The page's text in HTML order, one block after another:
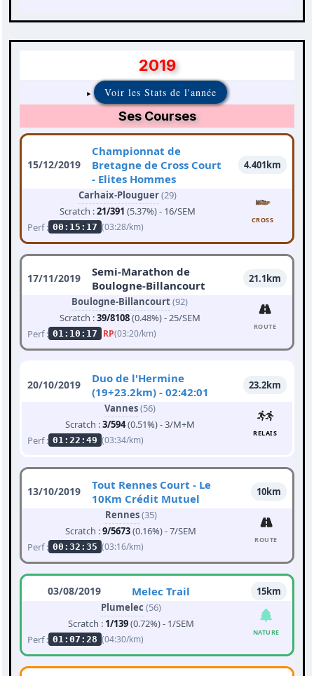
2019
Voir les Stats de l'année
Ses Courses
15/12/2019
Championnat de
Bretagne de Cross Court
- Elites Hommes
4.401km
Carhaix-Plouguer(29)
Scratch :21/391 (5.37%) - 16/SEM
Perf : 00:15:17 (03:28/km)
CROSS
17/11/2019
Semi-Marathon de
Boulogne-Billancourt
21.1km
Boulogne-Billancourt(92)
Scratch :39/8108(0.48%) - 25/SEM
Perf : 01:10:17 RP(03:20/km)
ROUTE
20/10/2019
Duo de l'Hermine
(19+23.2km) - 02:42:01
23.2km
Vannes(56)
Scratch :3/594(0.51%) - 3/M+M
Perf : 01:22:49 (03:34/km)
RELAIS
13/10/2019
Tout Rennes Court - Le
10Km Crédit Mutuel
10km
Rennes(35)
Scratch :9/5673(0.16%) - 7/SEM
Perf : 00:32:35 (03:16/km)
ROUTE
03/08/2019 Melec Trail
15km
Plumelec (56)
Scratch : 1/139(0.72%) - 1/SEM
Perf : 01:07:28 (04:30/km)
NATURE